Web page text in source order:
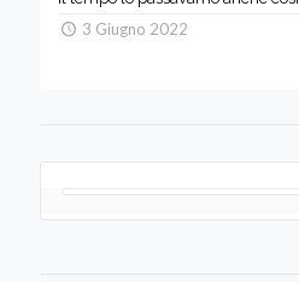
3 Giugno 2022